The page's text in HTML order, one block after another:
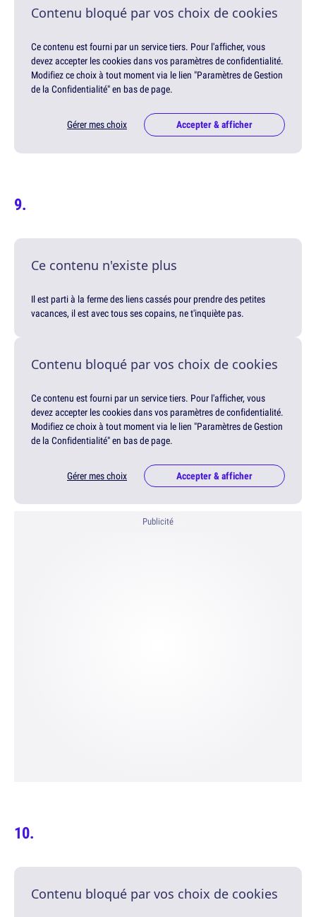
Contenu bloqué par vos choix de cookies
Ce contenu est fourni par un service tiers. Pour l'afficher, vous
devez accepter les cookies dans vos paramètres de confidentialité.
Modifiez ce choix à tout moment via le lien "Paramètres de Gestion
de la Confidentialité" en bas de page.
Gérer mes choix Accepter & afficher
Ce contenu n'existe plus
Il est parti à la ferme des liens cassés pour prendre des petites
vacances, il est avec tous ses copains, ne t'inquiète pas.
Contenu bloqué par vos choix de cookies
Ce contenu est fourni par un service tiers. Pour l'afficher, vous
devez accepter les cookies dans vos paramètres de confidentialité.
Modifiez ce choix à tout moment via le lien "Paramètres de Gestion
de la Confidentialité" en bas de page.
Gérer mes choix Accepter & afficher
Publicité
Contenu bloqué par vos choix de cookies